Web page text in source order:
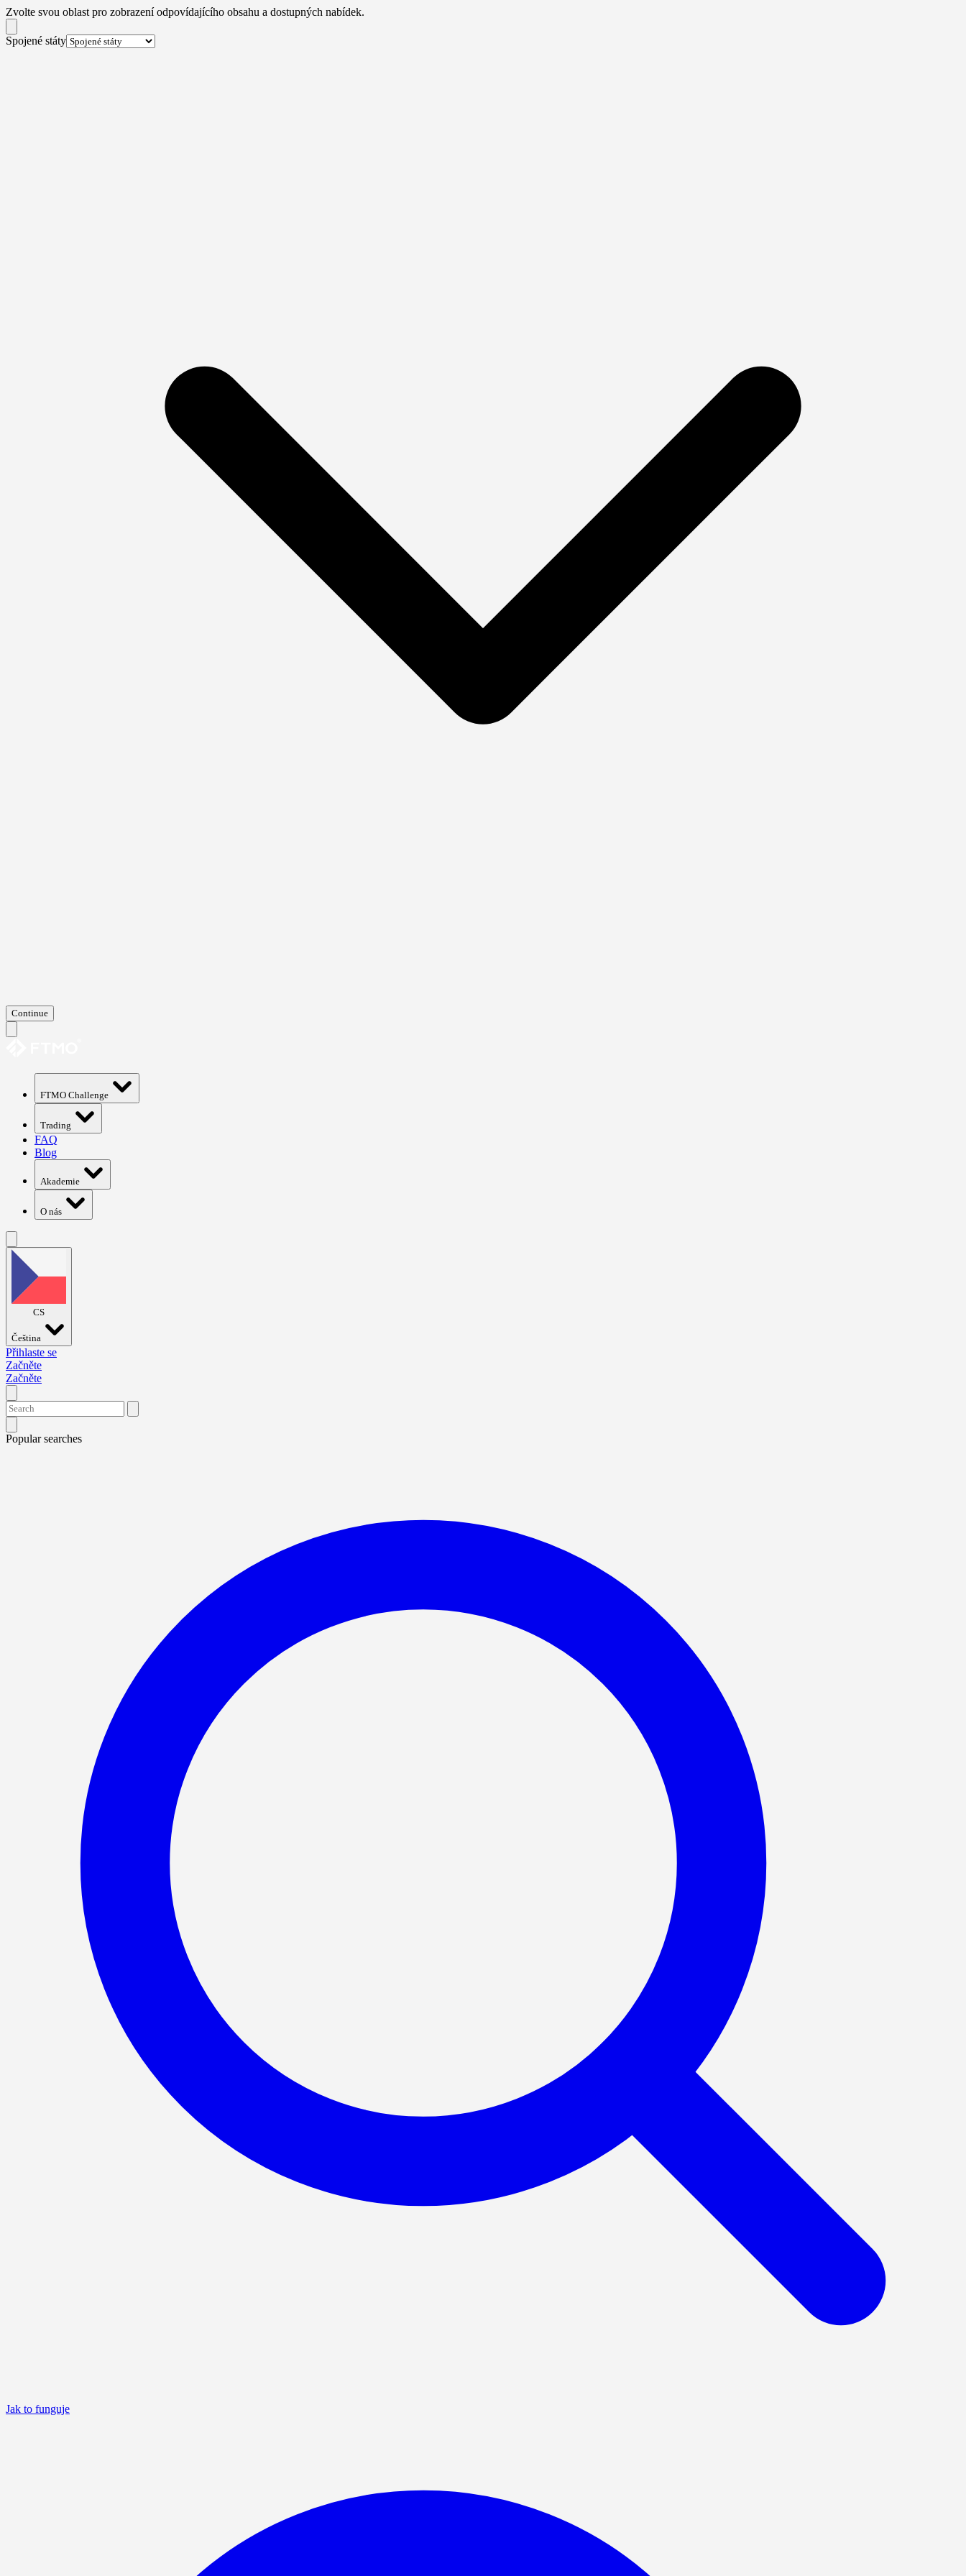
Zvolte svou oblast pro zobrazení odpovídajícího obsahu a dostupných nabídek.
Spojené státy
Continue
FTMO Challenge
Trading
FAQ
Blog
Akademie
O nás
CS
Čeština
Přihlaste se
Začněte
Začněte
Popular searches
Jak to funguje